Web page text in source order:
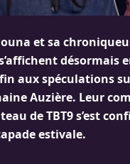
et sa
désormais
aux spéculations
Auzière. Leur
de TBT9 s’est
estivale.